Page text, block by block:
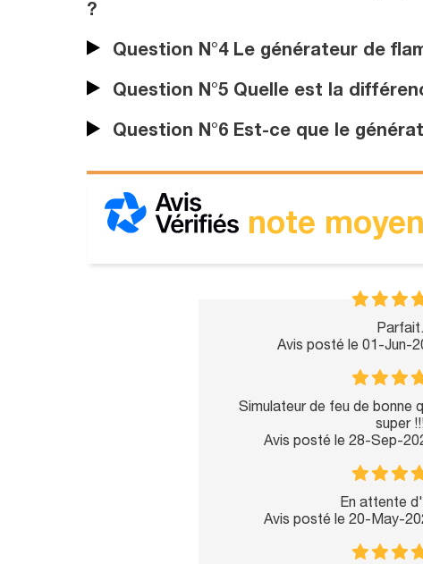
?
Question N°4 Le générateur de
Question N°5 Quelle est la
Question N°6 Est-ce que le
note
Parfait.
Avis posté le 01-Jun-
Simulateur de feu de bonne
super
Avis posté le 28-Sep-
En attente
Avis posté le 20-May-